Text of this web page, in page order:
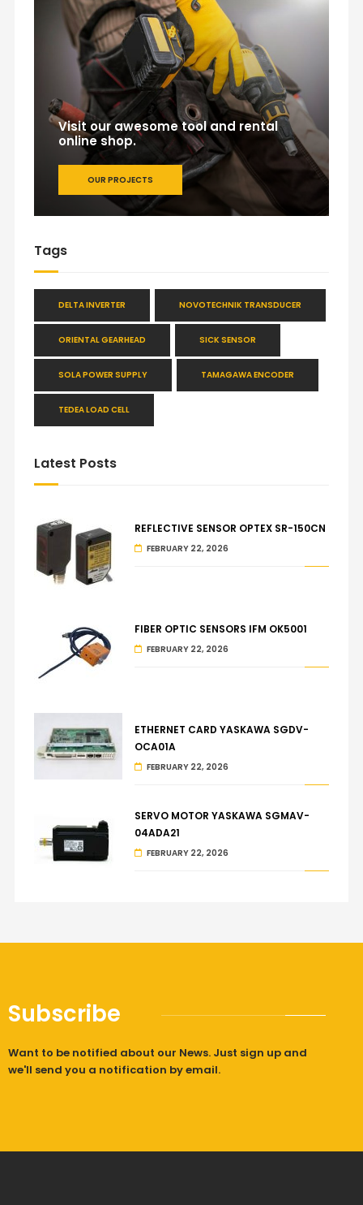
Visit our awesome tool and rental
online shop.
OUR PROJECTS
Tags
DELTA INVERTER NOVOTECHNIK TRANSDUCER
ORIENTAL GEARHEAD SICK SENSOR
SOLA POWER SUPPLY TAMAGAWA ENCODER
TEDEA LOAD CELL
Latest Posts
REFLECTIVE SENSOR OPTEX SR-150CN
FEBRUARY 22, 2026
FIBER OPTIC SENSORS IFM OK5001
FEBRUARY 22, 2026
ETHERNET CARD YASKAWA SGDV-
OCA01A
FEBRUARY 22, 2026
SERVO MOTOR YASKAWA SGMAV-
04ADA21
FEBRUARY 22, 2026
Subscribe
Want to be notified about our News. Just sign up and
we'll send you a notification by email.